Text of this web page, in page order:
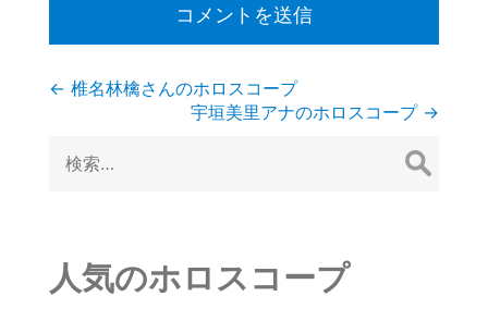
投
ゲ
← 椎名林檎さんのホロスコープ
宇垣美里アナのホロスコープ →
索:
人気のホロスコープ